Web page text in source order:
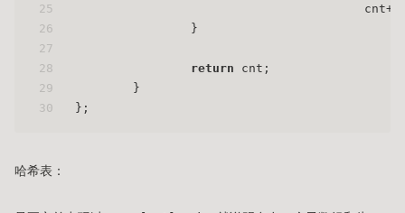
25
26
27
28
29
30
                }
return cnt;
        }
};
哈希表：